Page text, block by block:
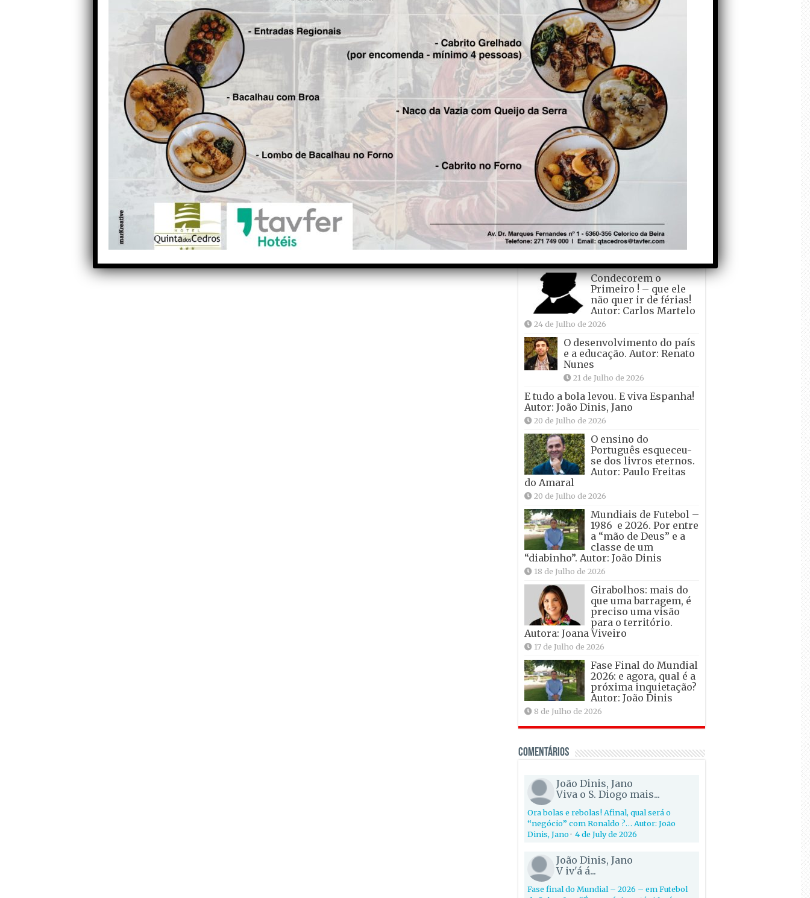
Última Assembleia Municipal
do ano de Oliveira do
Hospital adiada
provavelmente para 30 de
Dezembro
Seg.
Romana será principal
atracção na festa de
passagem de ano promovida
pela Câmara Municipal de
Oliveira do Hospital
OPINIÃO E CRÓNICAS
Matraquilhos… Autor:
Fernando Roldão
6 de Agosto de 2026
A marca Sporting em
todo o mundo está a
crescer atrás de
Ronaldo. Autor: Paulo
Freitas do Amaral
5 de Agosto de 2026
Falso crescimento…
Autor: Nuno Pereira
1 de Agosto de 2026
Tadei Pogacar vence o
“Tour” – A “Volta a
França em Bicicleta”
pela quinta vez! Autor:
João Dinis
Condecorem o
Primeiro ! – que ele
não quer ir de férias!
Autor: Carlos Martelo
24 de Julho de 2026
O desenvolvimento do país
e a educação. Autor: Renato
Nunes
21 de Julho de 2026
E tudo a bola levou. E viva Espanha!
Autor: João Dinis, Jano
20 de Julho de 2026
O ensino do
Português esqueceu-
se dos livros eternos.
Autor: Paulo Freitas
do Amaral
20 de Julho de 2026
Mundiais de Futebol –
1986 e 2026. Por entre
a “mão de Deus” e a
classe de um
“diabinho”. Autor: João Dinis
18 de Julho de 2026
Girabolhos: mais do
que uma barragem, é
preciso uma visão
para o território.
Autora: Joana Viveiro
17 de Julho de 2026
Fase Final do Mundial
2026: e agora, qual é a
próxima inquietação?
Autor: João Dinis
8 de Julho de 2026
Comentários
João Dinis, Jano
Viva o S. Diogo mais...
Ora bolas e rebolas! Afinal, qual será o
“negócio” com Ronaldo ?… Autor: João
Dinis, Jano· 4 de July de 2026
João Dinis, Jano
V iv'á á...
Fase final do Mundial – 2026 – em Futebol